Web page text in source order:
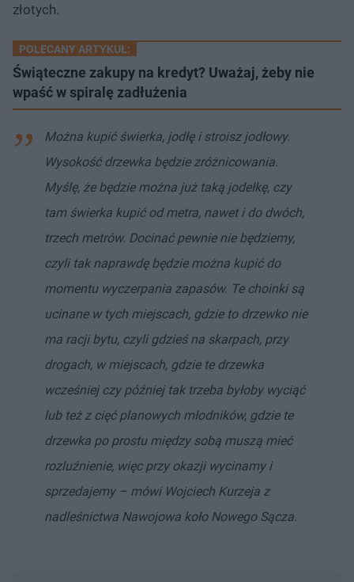
złotych.
POLECANY ARTYKUŁ:
Świąteczne zakupy na kredyt? Uważaj, żeby nie
wpaść w spiralę zadłużenia
Można kupić świerka, jodłę i stroisz jodłowy.
Wysokość drzewka będzie zróżnicowania.
Myślę, że będzie można już taką jodełkę, czy
tam świerka kupić od metra, nawet i do dwóch,
trzech metrów. Docinać pewnie nie będziemy,
czyli tak naprawdę będzie można kupić do
momentu wyczerpania zapasów. Te choinki są
ucinane w tych miejscach, gdzie to drzewko nie
ma racji bytu, czyli gdzieś na skarpach, przy
drogach, w miejscach, gdzie te drzewka
wcześniej czy później tak trzeba byłoby wyciąć
lub też z cięć planowych młodników, gdzie te
drzewka po prostu między sobą muszą mieć
rozluźnienie, więc przy okazji wycinamy i
sprzedajemy – mówi Wojciech Kurzeja z
nadleśnictwa Nawojowa koło Nowego Sącza.